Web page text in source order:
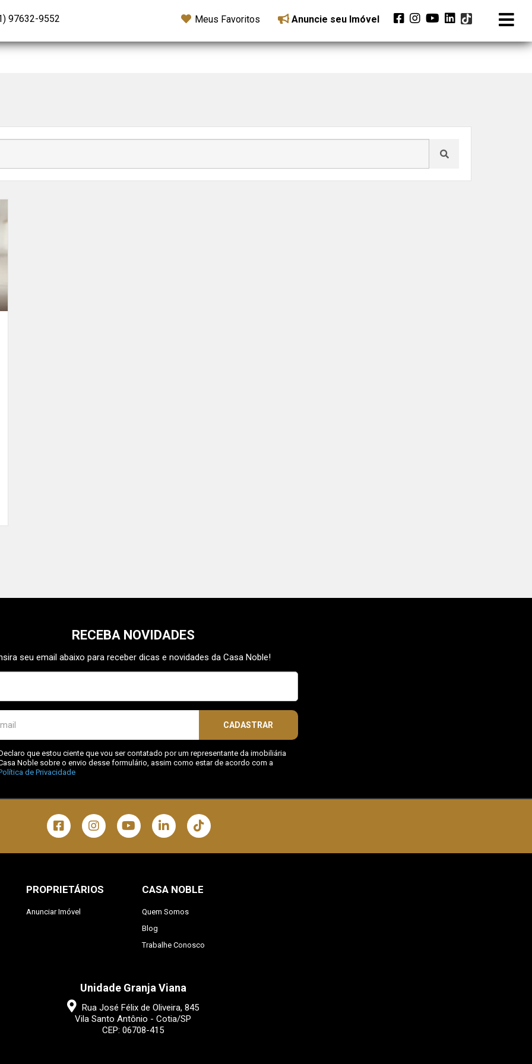
97632-9552 Meus Favoritos Anuncie seu Imóvel
RECEBA NOVIDADES
seu email abaixo para receber dicas e novidades da Casa Noble!
CADASTRAR
que estou ciente que vou ser contatado por um representante da imobiliária
Noble sobre o envio desse formulário, assim como estar de acordo com a
de Privacidade
PROPRIETÁRIOS
Anunciar Imóvel
CASA NOBLE
Quem Somos
Blog
Trabalhe Conosco
Unidade Granja Viana
Rua José Félix de Oliveira, 845
Vila Santo Antônio - Cotia/SP
CEP: 06708-415